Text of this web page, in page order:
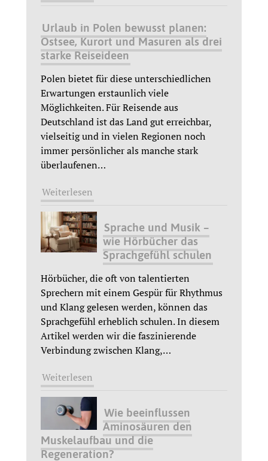
Urlaub in Polen bewusst planen:
Ostsee, Kurort und Masuren als drei
starke Reiseideen
Polen bietet für diese unterschiedlichen
Erwartungen erstaunlich viele
Möglichkeiten. Für Reisende aus
Deutschland ist das Land gut erreichbar,
vielseitig und in vielen Regionen noch
immer persönlicher als manche stark
überlaufenen…
Weiterlesen
Sprache und Musik –
wie Hörbücher das
Sprachgefühl schulen
Hörbücher, die oft von talentierten
Sprechern mit einem Gespür für Rhythmus
und Klang gelesen werden, können das
Sprachgefühl erheblich schulen. In diesem
Artikel werden wir die faszinierende
Verbindung zwischen Klang,…
Weiterlesen
Wie beeinflussen
Aminosäuren den
Muskelaufbau und die
Regeneration?